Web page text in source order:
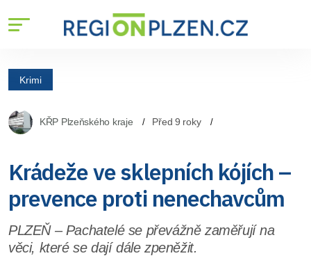
Krimi
KŘP Plzeňského kraje Před 9 roky
Krádeže ve sklepních kójích –
prevence proti nenechavcům
PLZEŇ – Pachatelé se převážně zaměřují na
věci, které se dají dále zpeněžit.